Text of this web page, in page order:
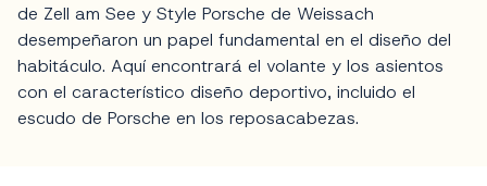
de Zell am See y Style Porsche de Weissach
desempeñaron un papel fundamental en el diseño del
habitáculo. Aquí encontrará el volante y los asientos
con el característico diseño deportivo, incluido el
escudo de Porsche en los reposacabezas.